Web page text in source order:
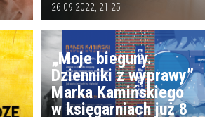
26.09.2022, 21:25
„Moje bieguny.
Dzienniki z wyprawy”
Marka Kamińskiego
w księgarniach już 8